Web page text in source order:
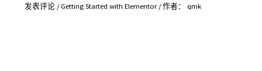
发表评论 /Getting Started with Elementor/ 作者： qmk